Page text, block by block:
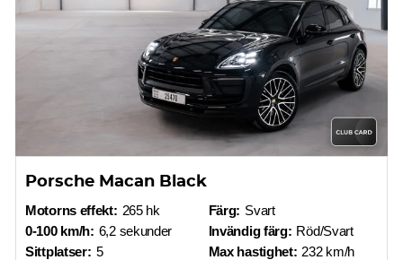
Porsche Macan Black
Motorns effekt: 265 hk
0-100 km/h: 6,2 sekunder
Sittplatser: 5
Färg: Svart
Invändig färg: Röd/Svart
Max hastighet: 232 km/h